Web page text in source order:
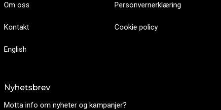
Om oss
Kontakt
English
Personvernerklæring
Cookie policy
Nyhetsbrev
Motta info om nyheter og kampanjer?